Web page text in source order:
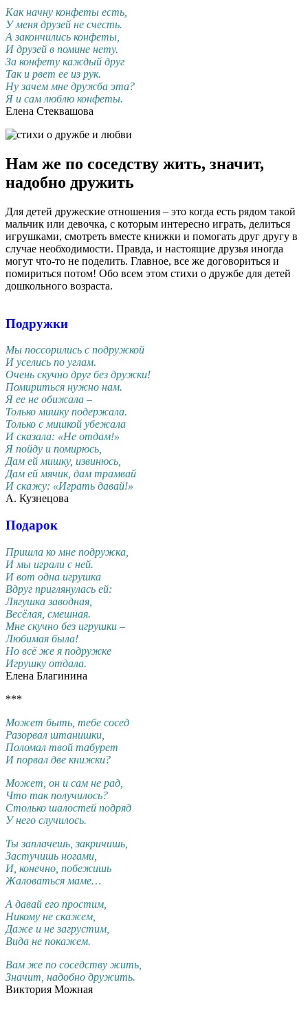
Как начну конфеты есть,
У меня дpузей не счесть.
А закончились конфеты,
И дpузей в помине нету.
За конфету каждый дpуг
Так и pвет ее из pук.
Hу зачем мне дpужба эта?
Я и сам люблю конфеты.
Елена Стеквашова
Нам же по соседству жить, значит,
надобно дружить
Для детей дружеские отношения – это когда есть рядом такой
мальчик или девочка, с которым интересно играть, делиться
игрушками, смотреть вместе книжки и помогать друг другу в
случае необходимости. Правда, и настоящие друзья иногда
могут что-то не поделить. Главное, все же договориться и
помириться потом! Обо всем этом стихи о дружбе для детей
дошкольного возраста.
Подружки
Мы поссорились с подружкой
И уселись по углам.
Очень скучно друг без дружки!
Помириться нужно нам.
Я ее не обижала –
Только мишку подержала.
Только с мишкой убежала
И сказала: «Не отдам!»
Я пойду и помирюсь,
Дам ей мишку, извинюсь,
Дам ей мячик, дам трамвай
И скажу: «Играть давай!»
А. Кузнецова
Подарок
Пришла ко мне подружка,
И мы играли с ней.
И вот одна игрушка
Вдруг приглянулась ей:
Лягушка заводная,
Весёлая, смешная.
Мне скучно без игрушки –
Любимая была!
Но всё же я подружке
Игрушку отдала.
Елена Благинина
***
Может быть, тебе сосед
Разорвал штанишки,
Поломал твой табурет
И порвал две книжки?
Может, он и сам не рад,
Что так получилось?
Столько шалостей подряд
У него случилось.
Ты заплачешь, закричишь,
Застучишь ногами,
И, конечно, побежишь
Жаловаться маме…
А давай его простим,
Никому не скажем,
Даже и не загрустим,
Вида не покажем.
Вам же по соседству жить,
Значит, надобно дружить.
Виктория Можная